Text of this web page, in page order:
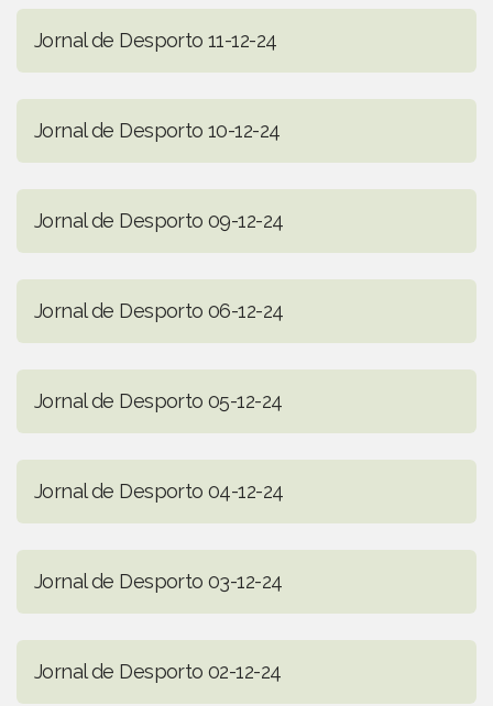
Jornal de Desporto 11-12-24
Jornal de Desporto 10-12-24
Jornal de Desporto 09-12-24
Jornal de Desporto 06-12-24
Jornal de Desporto 05-12-24
Jornal de Desporto 04-12-24
Jornal de Desporto 03-12-24
Jornal de Desporto 02-12-24